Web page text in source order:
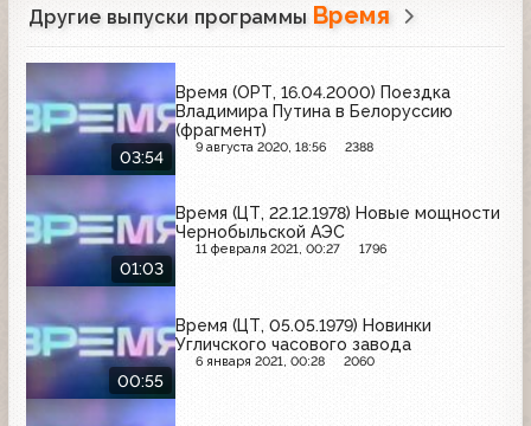
Другие выпуски программы Время
03:54
Время (ОРТ, 16.04.2000) Поездка
Владимира Путина в Белоруссию
(фрагмент)
9 августа 2020, 18:56 2388
01:03
Время (ЦТ, 22.12.1978) Новые мощности
Чернобыльской АЭС
11 февраля 2021, 00:27 1796
00:55
Время (ЦТ, 05.05.1979) Новинки
Угличского часового завода
6 января 2021, 00:28 2060